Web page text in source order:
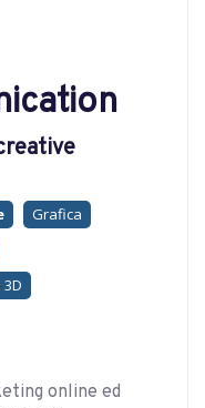
Grafica
online ed